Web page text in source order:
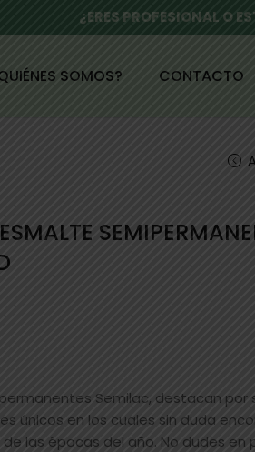
¿ERES PROFESIONAL O
SOMOS? CONTACTO
Semilac, destacan por
únicos en los cuales sin duda
las épocas del año. No dudes en